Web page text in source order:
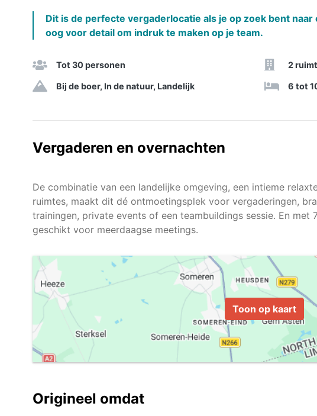
Dit is de perfecte vergaderlocatie als je op zoek bent
oog voor detail om indruk te maken op je team.
Tot 30 personen 2
Bij de boer, In de natuur, Landelijk 6 tot
Vergaderen en overnachten
De combinatie van een landelijke omgeving, een intieme
ruimtes, maakt dit dé ontmoetingsplek voor vergaderingen,
trainingen, private events of een teambuildings sessie. En met
Toon op kaart
Origineel omdat